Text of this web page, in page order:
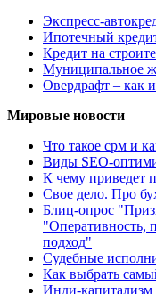
Экспресс-
Ипотечный
Кредит на
Муниципальное
Овердрафт – как
Мировые новости
Что такое срм и
Виды SEO-
К чему приведет
Свое дело. Про
Блиц-опрос
"Оперативность,
подход"
Судебные
Как выбрать
Инди-